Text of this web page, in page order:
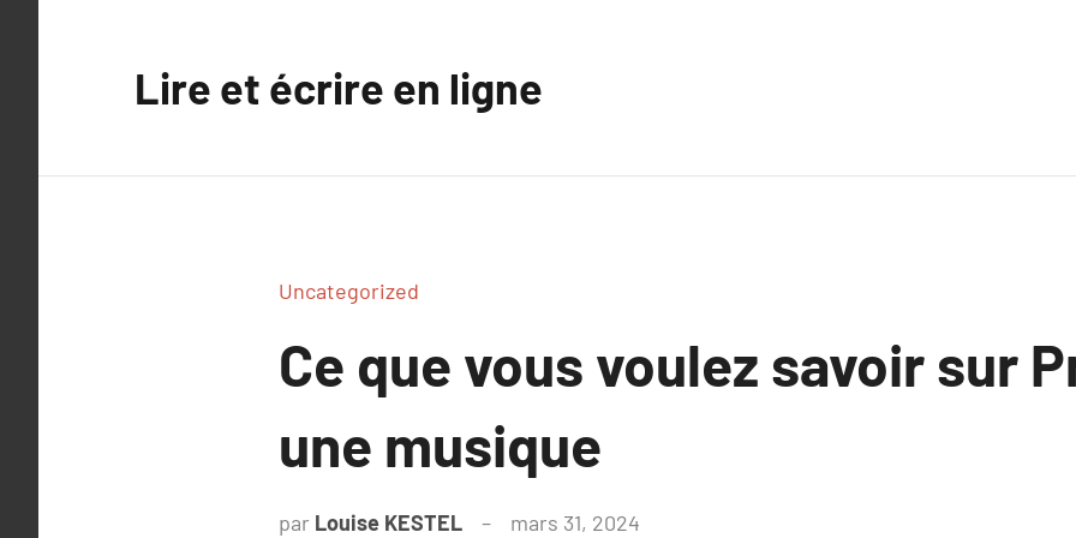
Lire et écrire en ligne
Uncategorized
Ce que vous voulez savoir sur
une musique
par Louise KESTEL mars 31, 2024